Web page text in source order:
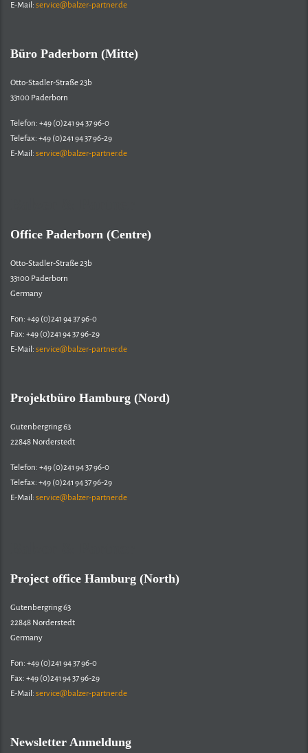
E-Mail: service@balzer-partner.de
Büro Paderborn (Mitte)
Otto-Stadler-Straße 23b
33100 Paderborn
Telefon: +49 (0)241 94 37 96-0
Telefax: +49 (0)241 94 37 96-29
E-Mail: service@balzer-partner.de
Office Paderborn (Centre)
Otto-Stadler-Straße 23b
33100 Paderborn
Germany
Fon: +49 (0)241 94 37 96-0
Fax: +49 (0)241 94 37 96-29
E-Mail: service@balzer-partner.de
Projektbüro Hamburg (Nord)
Gutenbergring 63
22848 Norderstedt
Telefon: +49 (0)241 94 37 96-0
Telefax: +49 (0)241 94 37 96-29
E-Mail: service@balzer-partner.de
Project office Hamburg (North)
Gutenbergring 63
22848 Norderstedt
Germany
Fon: +49 (0)241 94 37 96-0
Fax: +49 (0)241 94 37 96-29
E-Mail: service@balzer-partner.de
Newsletter Anmeldung